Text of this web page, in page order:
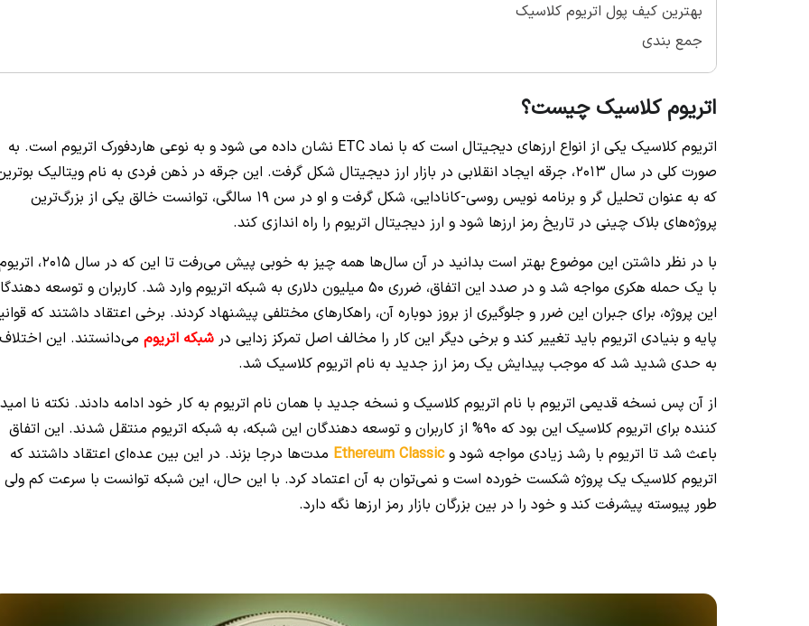
بهترین کیف پول اتریوم کلاسیک
جمع بندی
اتریوم کلاسیک چیست؟
اتریوم کلاسیک یکی از انواع ارزهای دیجیتال است که با نماد ETC نشان داده می شود و به نوعی هاردفورک اتریوم است. به
صورت کلی در سال 2013، جرقه ایجاد انقلابی در بازار ارز دیجیتال شکل گرفت. این جرقه در ذهن فردی به نام ویتالیک
که به عنوان تحلیل گر و برنامه نویس روسی-کانادایی، شکل گرفت و او در سن 19 سالگی، توانست خالق یکی از بزرگ‌ترین
پروژه‌های بلاک چینی در تاریخ رمز ارزها شود و ارز دیجیتال اتریوم را راه اندازی کند.
با در نظر داشتن این موضوع بهتر است بدانید در آن‌ سال‌ها همه چیز به خوبی پیش می‌رفت تا این که در
با یک حمله هکری مواجه شد و در صدد این اتفاق، ضرری 50 میلیون دلاری به شبکه اتریوم وارد شد. کاربران و توسعه
این پروژه، برای جبران این ضرر و جلوگیری از بروز دوباره آن، راهکارهای مختلفی پیشنهاد کردند. برخی اعتقاد داشتند که
پایه و بنیادی اتریوم باید تغییر کند و برخی دیگر این کار را مخالف اصل تمرکز زدایی در شبکه اتریوم می‌دانستند. این اختلاف
به حدی شدید شد که موجب پیدایش یک رمز ارز جدید به نام اتریوم کلاسیک شد.
از آن پس نسخه قدیمی اتریوم با نام اتریوم کلاسیک و نسخه جدید با همان نام اتریوم به کار خود ادامه دادند. نکته نا امید
کننده برای اتریوم کلاسیک این بود که 90% از کاربران و توسعه دهندگان این شبکه، به شبکه اتریوم منتقل شدند. این اتفاق
باعث شد تا اتریوم با رشد زیادی مواجه شود وEthereum Classic مدت‌ها درجا بزند. در این بین عده‌ای اعتقاد داشتند که
اتریوم کلاسیک یک پروژه شکست خورده است و نمی‌توان به آن اعتماد کرد. با این حال، این شبکه توانست با سرعت کم ولی
طور پیوسته پیشرفت کند و خود را در بین بزرگان بازار رمز ارزها نگه دارد.